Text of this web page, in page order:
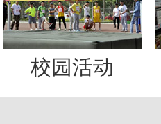
校园活动